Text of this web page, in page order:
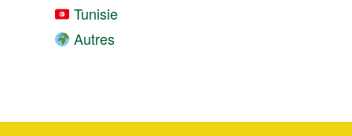
Tunisie
Autres